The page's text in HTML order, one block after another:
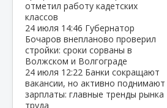
отметил работу кадетских
классов
24 июля 14:46 Губернатор
Бочаров внепланово проверил
стройки: сроки сорваны в
Волжском и Волгограде
24 июля 12:22 Банки сокращают
вакансии, но активно поднимают
зарплаты: главные тренды рынка
труда